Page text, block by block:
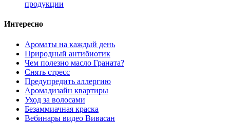
продукции
Интересно
Ароматы на каждый день
Природный антибиотик
Чем полезно масло Граната?
Снять стресс
Предупредить аллергию
Аромадизайн квартиры
Уход за волосами
Безаммиачная краска
Вебинары видео Вивасан